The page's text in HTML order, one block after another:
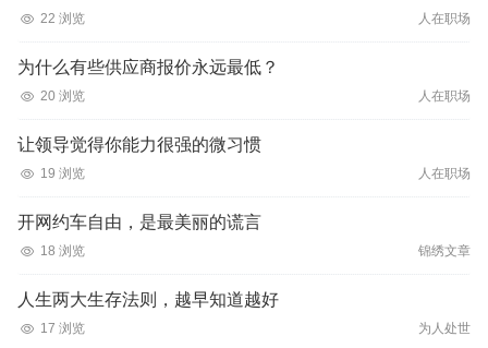
22 浏览 人在职场
为什么有些供应商报价永远最低？
20 浏览 人在职场
让领导觉得你能力很强的微习惯
19 浏览 人在职场
开网约车自由，是最美丽的谎言
18 浏览 锦绣文章
人生两大生存法则，越早知道越好
17 浏览 为人处世